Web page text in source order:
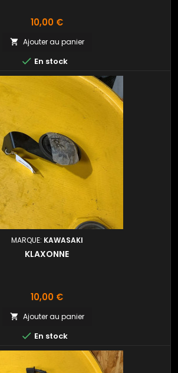
Prix
10,00 €
 Ajouter au panier
 En stock
MARQUE: KAWASAKI
KLAXONNE
Prix
10,00 €
 Ajouter au panier
 En stock